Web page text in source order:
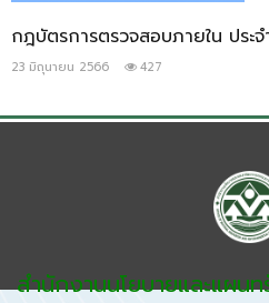
กฎบัตรการตรวจสอบภายใน ประ
23 มิถุนายน 2566 427
สำนักงานนโยบายและแผน